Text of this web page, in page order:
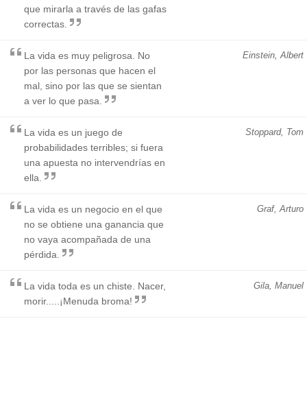
que mirarla a través de las gafas
correctas.
Einstein, Albert
La vida es muy peligrosa. No
por las personas que hacen el
mal, sino por las que se sientan
a ver lo que pasa.
Stoppard, Tom
La vida es un juego de
probabilidades terribles; si fuera
una apuesta no intervendrías en
ella.
Graf, Arturo
La vida es un negocio en el que
no se obtiene una ganancia que
no vaya acompañada de una
pérdida.
Gila, Manuel
La vida toda es un chiste. Nacer,
morir.....¡Menuda broma!